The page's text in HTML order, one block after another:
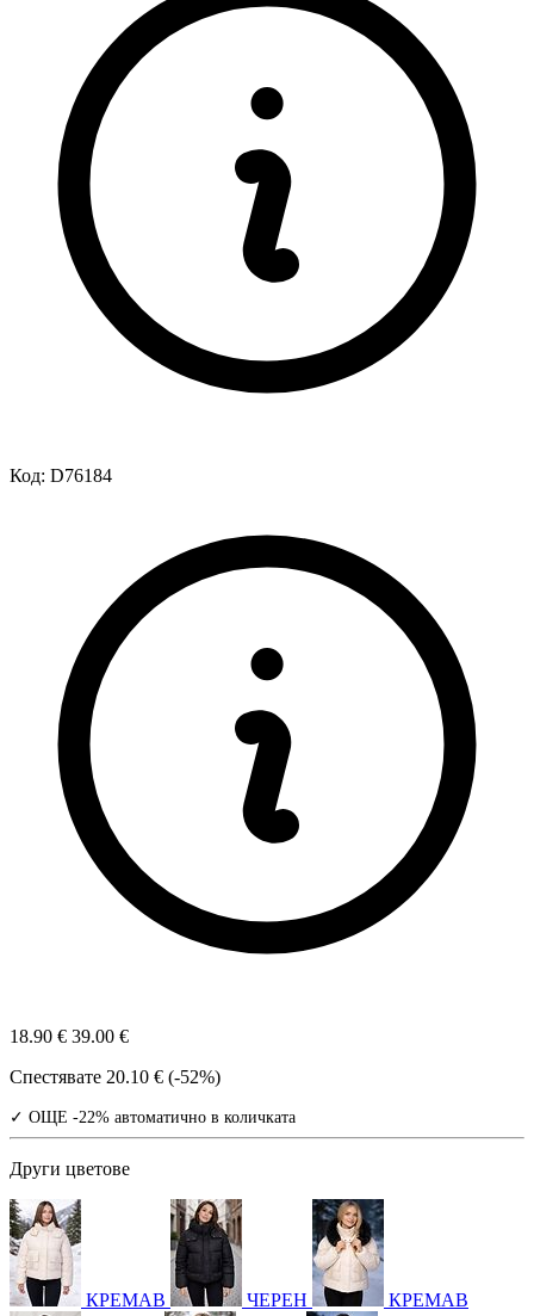
Код: D76184
18.90 € 39.00 €
Спестявате 20.10 € (-52%)
✓ ОЩЕ -22% автоматично в количката
Други цветове
КРЕМАВ ЧЕРЕН КРЕМАВ